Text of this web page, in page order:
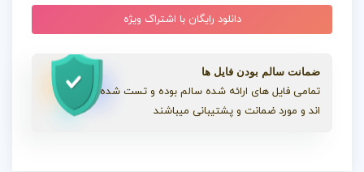
دانلود رایگان با اشتراک ویژه
ضمانت سالم بودن فایل ها
تمامی فایل های ارائه شده سالم بوده و تست شده
اند و مورد ضمانت و پشتیبانی میباشند